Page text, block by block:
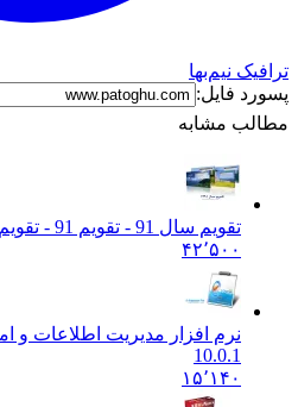
ترافیک نیم‌بها
پسورد فایل:
مطالب مشابه
تقویم سال 91 - تقویم 91 - تقویم 1391
۴۲٬۵۰۰
نرم افزار مدیریت اطلاعات
10.0.1
۱۵٬۱۴۰